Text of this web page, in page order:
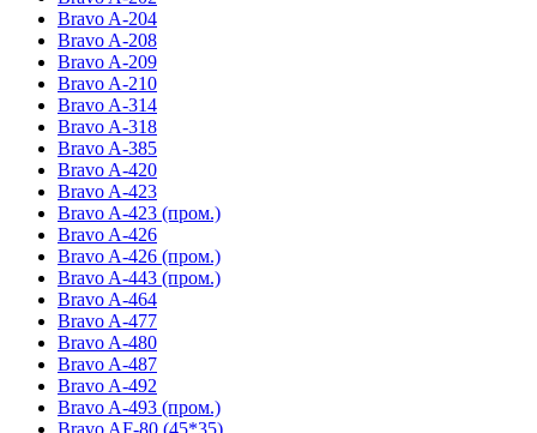
Bravo A-204
Bravo A-208
Bravo A-209
Bravo A-210
Bravo A-314
Bravo A-318
Bravo A-385
Bravo A-420
Bravo A-423
Bravo A-423 (пром.)
Bravo A-426
Bravo A-426 (пром.)
Bravo A-443 (пром.)
Bravo A-464
Bravo A-477
Bravo A-480
Bravo A-487
Bravo A-492
Bravo A-493 (пром.)
Bravo AF-80 (45*35)